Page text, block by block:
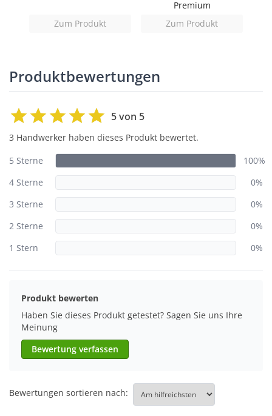
Zum Produkt
Premium
Zum Produkt
Produktbewertungen
5 von 5
3 Handwerker haben dieses Produkt bewertet.
5 Sterne
100%
4 Sterne
0%
3 Sterne
0%
2 Sterne
0%
1 Stern
0%
Produkt bewerten
Haben Sie dieses Produkt getestet? Sagen Sie uns Ihre
Meinung
Bewertung verfassen
Bewertungen sortieren nach: